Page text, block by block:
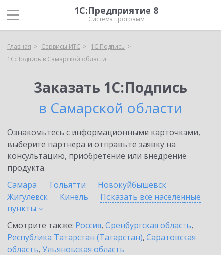
1С:Предприятие 8
Система программ
Главная Сервисы ИТС
1С:Подпись
1С:Подпись в Самарской области
Заказать 1С:Подпись
в Самарской области
Ознакомьтесь с информационными карточками,
выберите партнёра и отправьте заявку на
консультацию, приобретение или внедрение
продукта.
Самара
Тольятти
Новокуйбышевск
Жигулевск
Кинель
Показать все населенные
пункты
Смотрите также: Россия, Оренбургская область,
Республика Татарстан (Татарстан), Саратовская
область, Ульяновская область